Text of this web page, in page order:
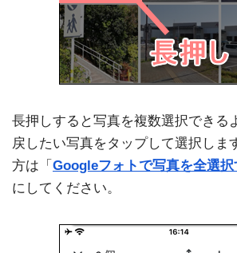
長押しすると写真を複数選択できる
戻したい写真をタップして選択しま
方は「 Googleフォトで写真を全選
にしてください。